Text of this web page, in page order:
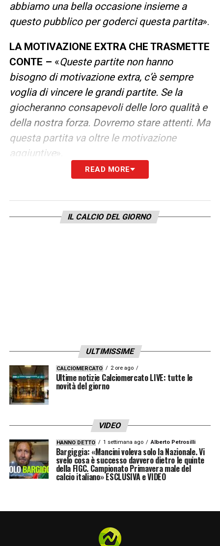
abbiamo una bella occasione insieme a
questo pubblico per goderci questa partita».
LA MOTIVAZIONE EXTRA CHE TRASMETTE
CONTE – «Queste partite non hanno
bisogno di motivazione extra, c’è sempre
voglia di vincere le grandi partite. Se la
giocheranno consapevoli delle loro qualità e
della nostra forza. Dovremo stare attenti. Ma
questa partita va oltre le motivazione
aggiuntive».
«Situazione abbastanza
che ha espresso alcuni dubbi sulla formula.
Per noi è una trattativa chiusa, non vogliamo
READ MORE
IL CALCIO DEL GIORNO
ULTIMISSIME
CALCIOMERCATO 2 ore ago
Ultime notizie Calciomercato LIVE: tutte le
novità del giorno
VIDEO
HANNO DETTO 1 settimana ago Alberto Petrosilli
Bargiggia: «Mancini voleva solo la Nazionale. Vi
svelo cosa è successo davvero dietro le quinte
della FIGC. Campionato Primavera male del
calcio italiano» ESCLUSIVA e VIDEO